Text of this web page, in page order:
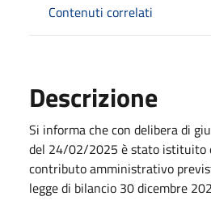
Contenuti correlati
Descrizione
Si informa che con delibera di
del 24/02/2025 è stato istituito
contributo amministrativo
legge di bilancio 30 dicembre